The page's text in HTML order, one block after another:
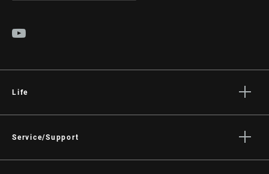
Life
Cultura
Service/Support